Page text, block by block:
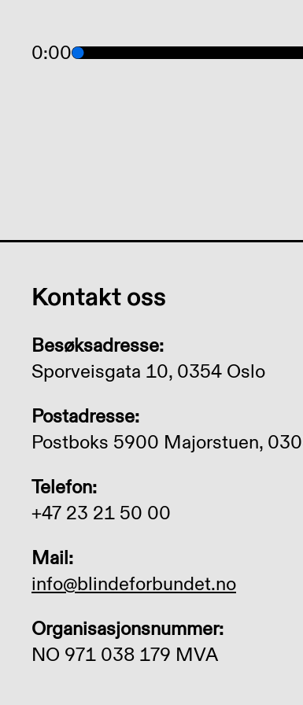
0:00
Kontakt oss
Besøksadresse:
Sporveisgata 10, 0354 Oslo
Postadresse:
Postboks 5900 Majorstuen,
Telefon:
+47 23 21 50 00
Mail:
info@blindeforbundet.no
Organisasjonsnummer:
NO 971 038 179 MVA